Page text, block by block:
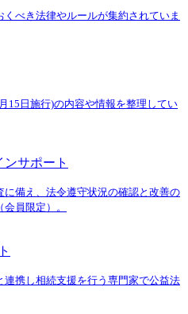
べき法律やルールが集約されていま
15日施行)の内容や情報を整理してい
サポート
備え、法令遵守状況の確認と改善の
員限定）。
携し相続支援を行う専門家で公益法